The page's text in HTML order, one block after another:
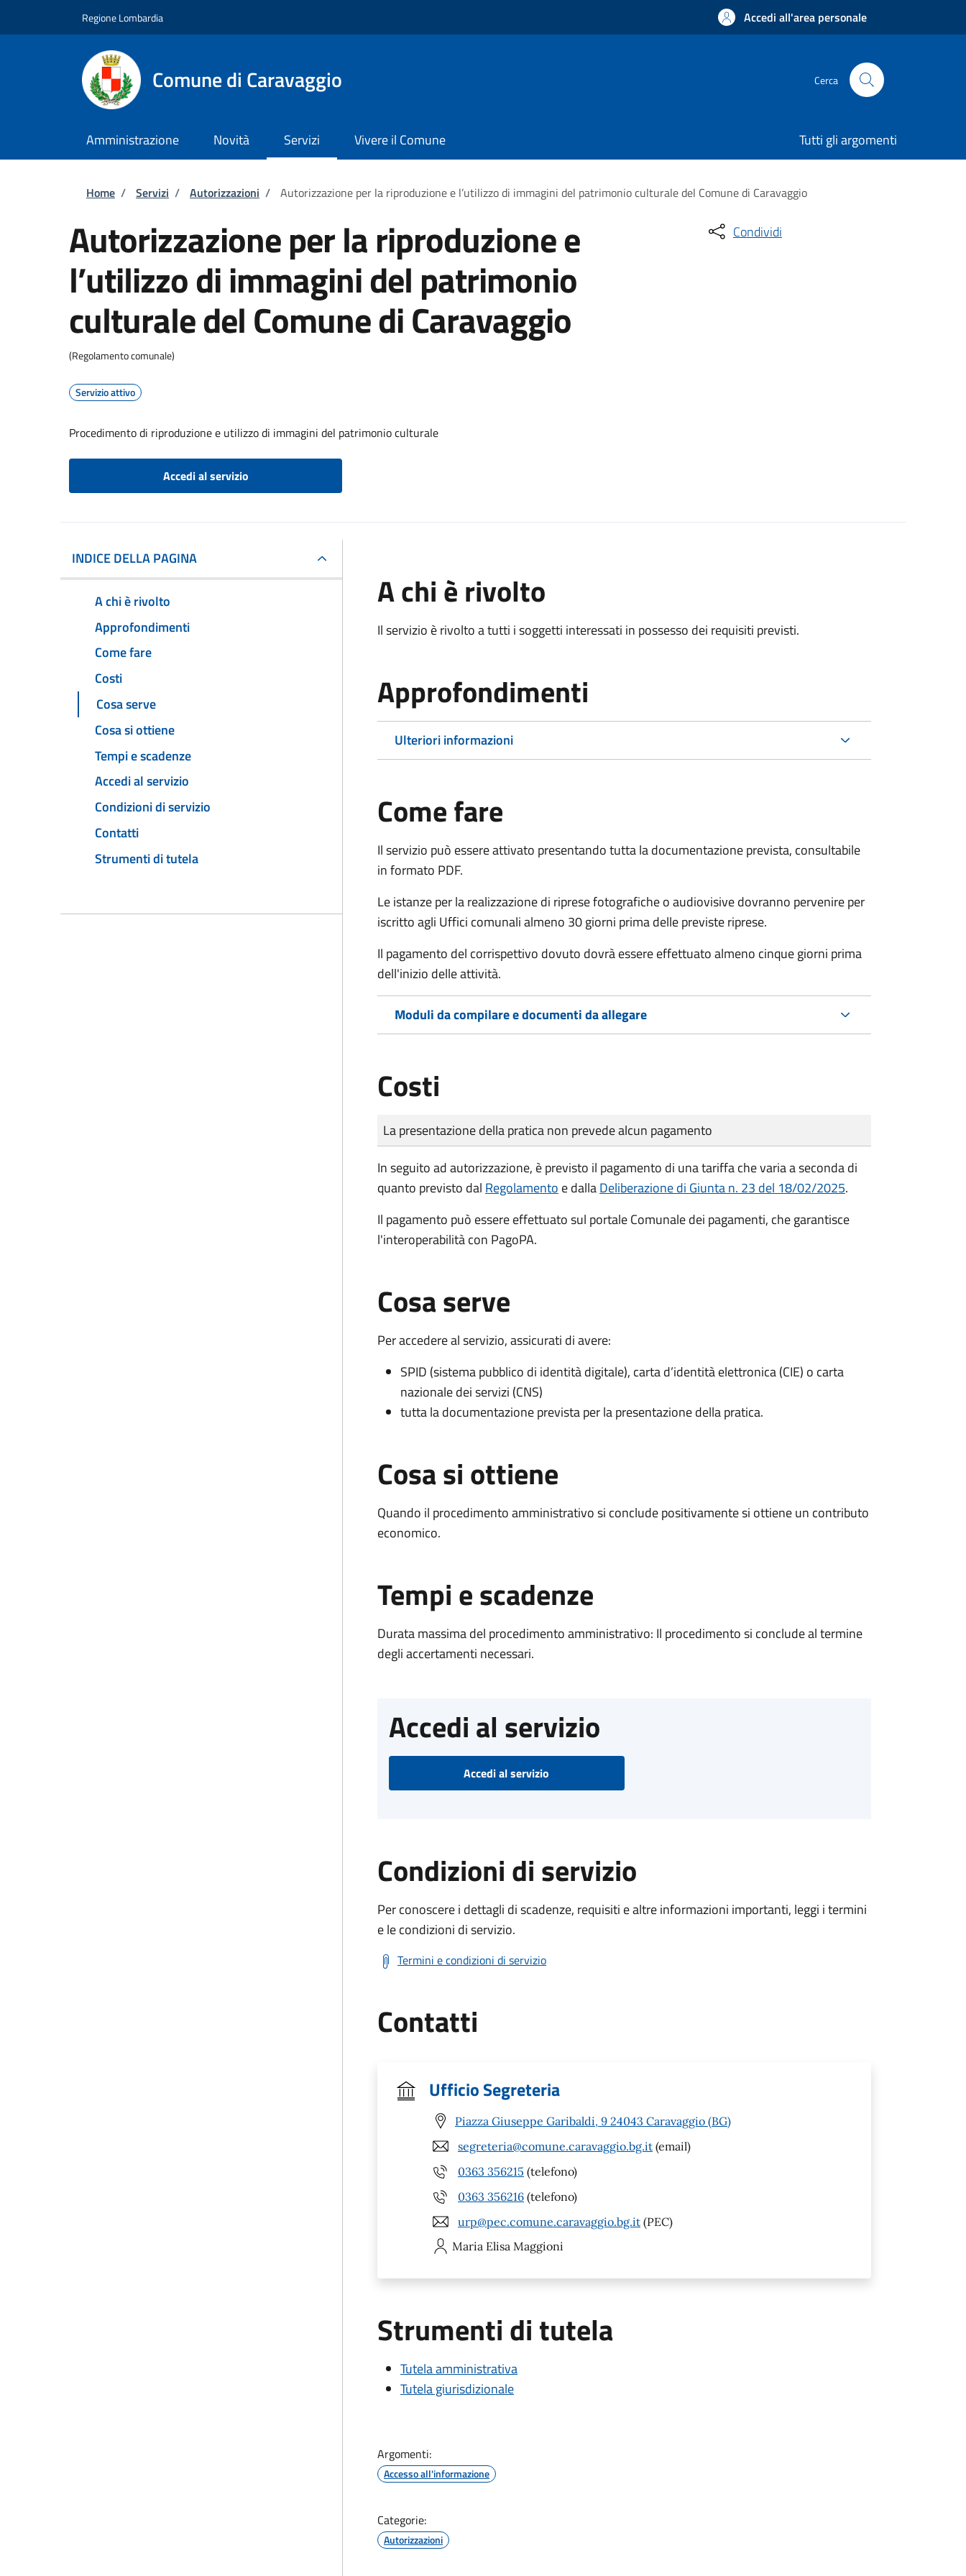
Regione Lombardia Accedi all'area personale
Comune di Caravaggio Cerca
Amministrazione Novità Servizi Vivere il Comune Tutti gli argomenti
Briciole di pane
Home / Servizi / Autorizzazioni / Autorizzazione per la riproduzione e l’utilizzo di immagini del patrimonio culturale del Comune di Caravaggio
Autorizzazione per la riproduzione e
l’utilizzo di immagini del patrimonio
culturale del Comune di Caravaggio
(Regolamento comunale)
Servizio attivo
Procedimento di riproduzione e utilizzo di immagini del patrimonio culturale
Accedi al servizio
Condividi
INDICE DELLA PAGINA
A chi è rivolto
Approfondimenti
Come fare
Costi
Cosa serve
Cosa si ottiene
Tempi e scadenze
Accedi al servizio
Condizioni di servizio
Contatti
Strumenti di tutela
A chi è rivolto
Il servizio è rivolto a tutti i soggetti interessati in possesso dei requisiti previsti.
Approfondimenti
Ulteriori informazioni
Come fare
Il servizio può essere attivato presentando tutta la documentazione prevista, consultabile
in formato PDF.
Le istanze per la realizzazione di riprese fotografiche o audiovisive dovranno pervenire per
iscritto agli Uffici comunali almeno 30 giorni prima delle previste riprese.
Il pagamento del corrispettivo dovuto dovrà essere effettuato almeno cinque giorni prima
dell'inizio delle attività.
Moduli da compilare e documenti da allegare
Costi
Tipo di pagamento
Importo
La presentazione della pratica non prevede alcun pagamento
In seguito ad autorizzazione, è previsto il pagamento di una tariffa che varia a seconda di
quanto previsto dal Regolamento e dallaDeliberazione di Giunta n. 23 del 18/02/2025.
Il pagamento può essere effettuato sul portale Comunale dei pagamenti, che garantisce
l'interoperabilità con PagoPA.
Cosa serve
Per accedere al servizio, assicurati di avere:
SPID (sistema pubblico di identità digitale), carta d’identità elettronica (CIE) o carta
nazionale dei servizi (CNS)
tutta la documentazione prevista per la presentazione della pratica.
Cosa si ottiene
Quando il procedimento amministrativo si conclude positivamente si ottiene un contributo
economico.
Tempi e scadenze
Durata massima del procedimento amministrativo: Il procedimento si conclude al termine
degli accertamenti necessari.
Accedi al servizio
Accedi al servizio
Condizioni di servizio
Per conoscere i dettagli di scadenze, requisiti e altre informazioni importanti, leggi i termini
e le condizioni di servizio.
Termini e condizioni di servizio
Contatti
Ufficio Segreteria
Piazza Giuseppe Garibaldi, 9 24043 Caravaggio (BG)
segreteria@comune.caravaggio.bg.it (email)
0363 356215 (telefono)
0363 356216 (telefono)
urp@pec.comune.caravaggio.bg.it (PEC)
Maria Elisa Maggioni
Strumenti di tutela
Tutela amministrativa
Tutela giurisdizionale
Argomenti:
Accesso all'informazione
Categorie:
Autorizzazioni